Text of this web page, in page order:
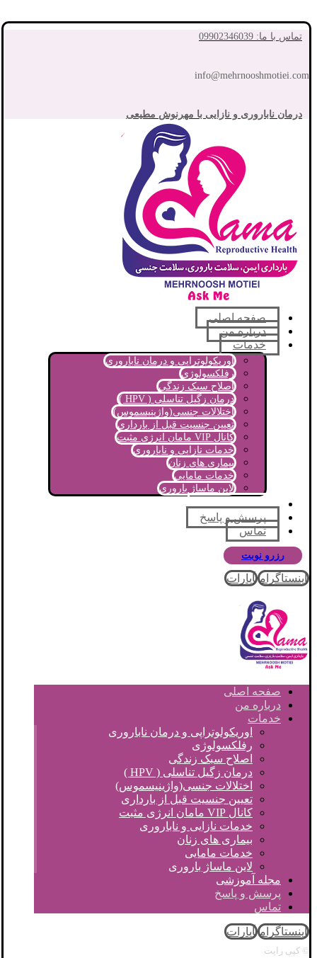
تماس با ما: 09902346039
info@mehrnooshmotiei.com
درمان ناباروری و نازایی با مهرنوش مطیعی
صفحه اصلی
درباره من
خدمات
اوریکولوتراپی و درمان ناباروری
رفلکسولوژی
اصلاح سبک زندگی
درمان زگیل تناسلی ( HPV )
اختلالات جنسی(واژینیسموس)
تعیین جنسیت قبل از بارداری
کانال VIP مامان انرژی مثبت
خدمات نازایی و ناباروری
بیماری های زنان
خدمات مامایی
لاین ماساژ باروری
مجله آموزشی
پرسش و پاسخ
تماس
رزرو نوبت
اینستاگرام آپارات
صفحه اصلی
درباره من
خدمات
اوریکولوتراپی و درمان ناباروری
رفلکسولوژی
اصلاح سبک زندگی
درمان زگیل تناسلی ( HPV )
اختلالات جنسی(واژینیسموس)
تعیین جنسیت قبل از بارداری
کانال VIP مامان انرژی مثبت
خدمات نازایی و ناباروری
بیماری های زنان
خدمات مامایی
لاین ماساژ باروری
مجله آموزشی
پرسش و پاسخ
تماس
اینستاگرام آپارات
© کپی رایت